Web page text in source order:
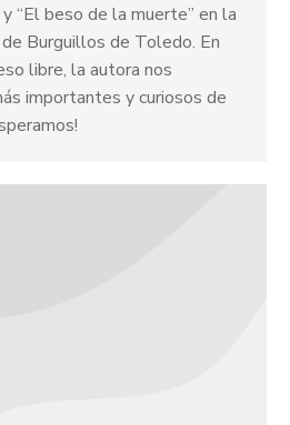
“El beso de la muerte” en la
Burguillos de Toledo. En
libre, la autora nos
importantes y curiosos de